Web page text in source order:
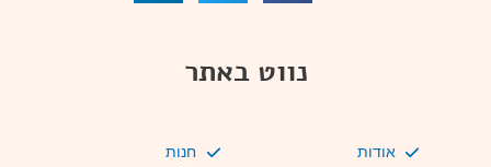
נווט באתר
אודות
חנות